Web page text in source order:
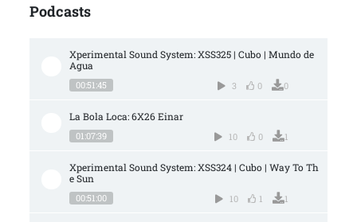
Podcasts
Xperimental Sound System: XSS325 | Cubo | Mundo de
Agua
00:51:45 3 0 0
La Bola Loca: 6X26 Einar
01:07:39 10 0 1
Xperimental Sound System: XSS324 | Cubo | Way To Th
e Sun
00:51:00 10 1 1